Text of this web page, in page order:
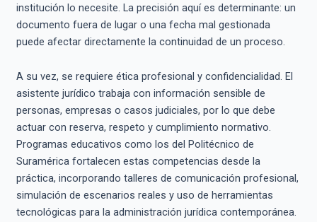
institución lo necesite. La precisión aquí es determinante: un
documento fuera de lugar o una fecha mal gestionada
puede afectar directamente la continuidad de un proceso.
A su vez, se requiere ética profesional y confidencialidad. El
asistente jurídico trabaja con información sensible de
personas, empresas o casos judiciales, por lo que debe
actuar con reserva, respeto y cumplimiento normativo.
Programas educativos como los del Politécnico de
Suramérica fortalecen estas competencias desde la
práctica, incorporando talleres de comunicación profesional,
simulación de escenarios reales y uso de herramientas
tecnológicas para la administración jurídica contemporánea.